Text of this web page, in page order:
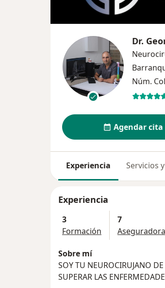
Dr.
Núm.
Agendar cita
Experiencia Servicios
Experiencia
3
Formación
7
Sobre mí
SOY TU NEUROCIRUJANO
SUPERAR LAS